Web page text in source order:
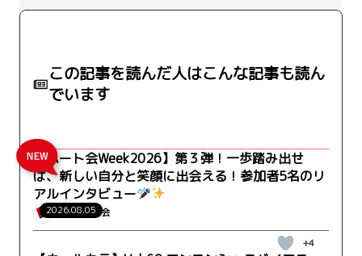
この記事を読んだ人はこんな記事も読ん
でいます
【ハート会Week2026】第３弾！一歩踏み出せ
ば、新しい自分と笑顔に出会える！参加者5名のリ
アルインタビュー
2026.08.05
WILLハート会
+4